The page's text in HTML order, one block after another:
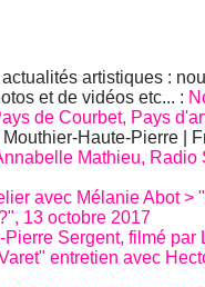
artistiques :
et de vidéos etc... :
de Courbet, Pays
Haute-Pierre |
Mathieu, Radio
avec Mélanie Abot >
13 octobre 2017
Sergent, filmé
entretien avec